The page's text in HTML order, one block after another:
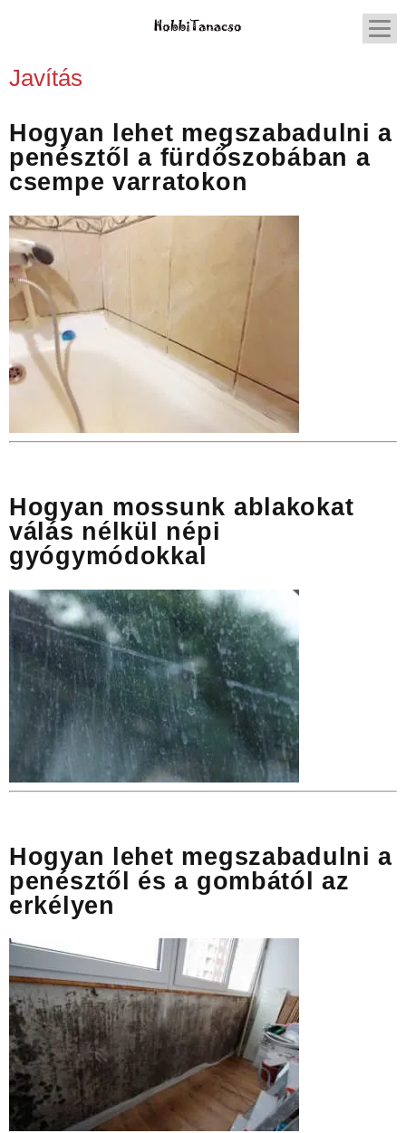
Javítás
Hogyan lehet megszabadulni a
penésztől a fürdőszobában a
csempe varratokon
Hogyan mossunk ablakokat
válás nélkül népi
gyógymódokkal
Hogyan lehet megszabadulni a
penésztől és a gombától az
erkélyen